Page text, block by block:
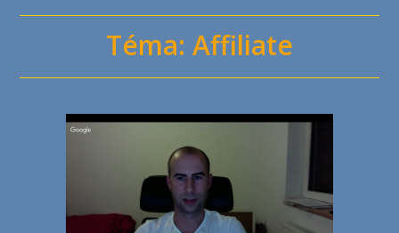
Téma: Affiliate